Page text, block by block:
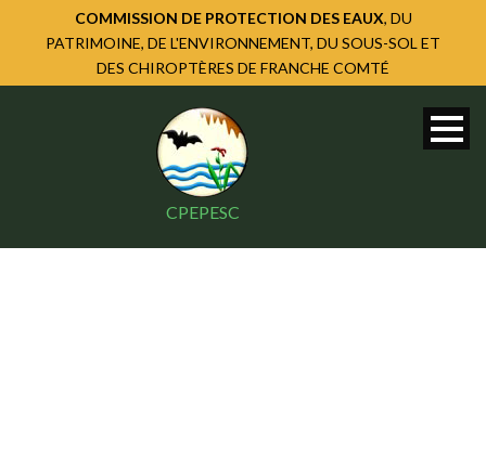
COMMISSION DE PROTECTION DES EAUX, DU
PATRIMOINE, DE L'ENVIRONNEMENT, DU SOUS-SOL ET
DES CHIROPTÈRES DE FRANCHE COMTÉ
CPEPESC